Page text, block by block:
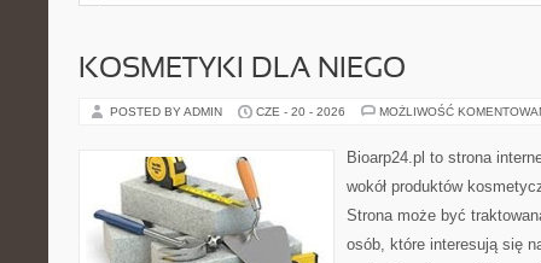
KOSMETYKI DLA NIEGO
POSTED BY ADMIN CZE - 20 - 2026 MOŻLIWOŚĆ
Bioarp24.pl to strona
wokół produktów
Strona może być
osób, które interesują się